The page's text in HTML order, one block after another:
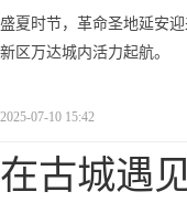
盛夏时节，革命圣地延安
新区万达城内活力起航。
2025-07-10 15:42
在古城遇